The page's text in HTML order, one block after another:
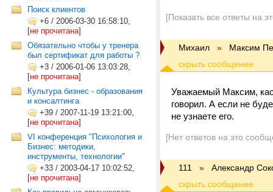
Поиск клиентов
+6 / 2006-03-30 16:58:10,
[не прочитана]
Обязательно чтобы у тренера
был сертификат для работы ?
+3 / 2006-01-06 13:03:28,
[не прочитана]
Культура бизнес - образования
и консалтинга
+39 / 2007-11-19 13:21:00,
[не прочитана]
VI конференция "Психология и
Бизнес: методики,
инструменты, технологии"
+33 / 2003-04-17 10:02:52,
[не прочитана]
[Показать все ответы на
Михаил » Максим
Уважаемый Максим,
говорил. А если не
не узнаете его.
[Нет ответов на это
111 » Александр